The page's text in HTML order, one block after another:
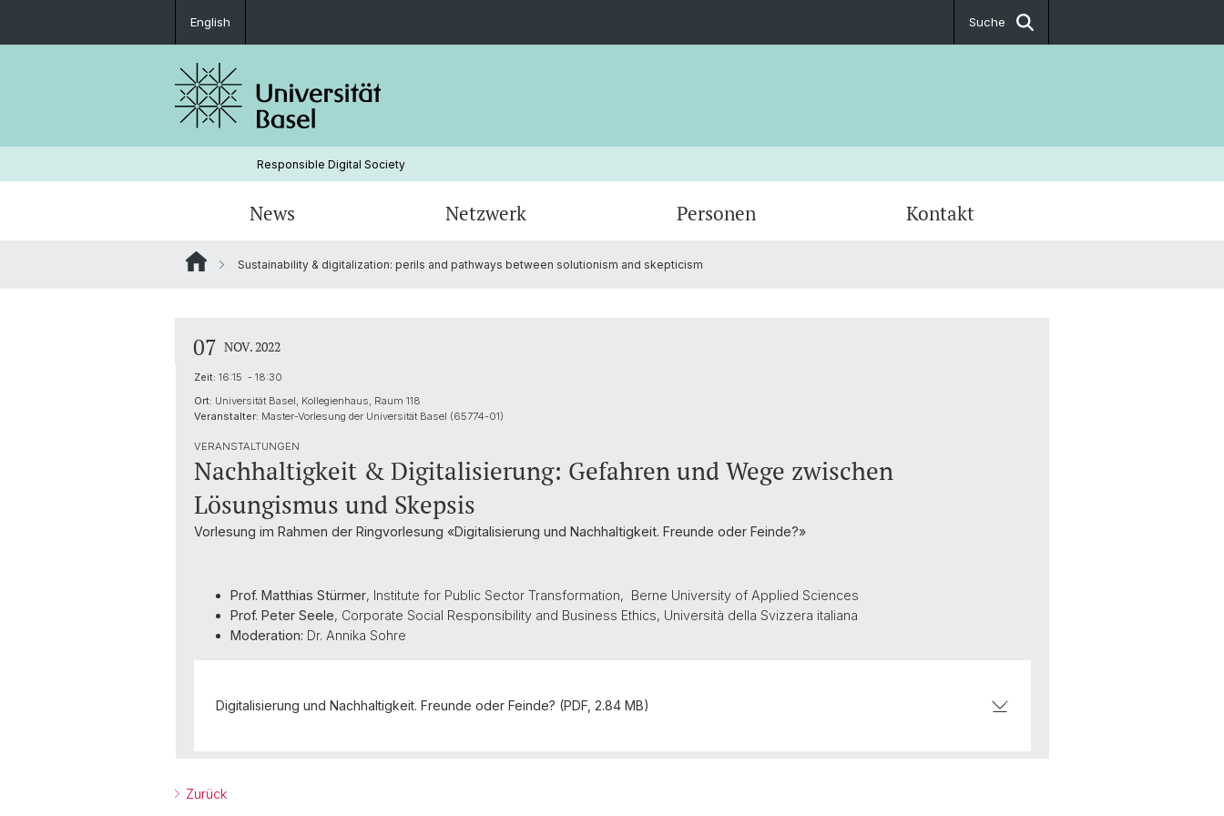
English Suche
Responsible Digital Society
News Netzwerk Personen Kontakt
Sustainability & digitalization: perils and pathways between solutionism and skepticism
07 NOV. 2022
Zeit: 16:15 - 18:30
Ort: Universität Basel, Kollegienhaus, Raum 118
Veranstalter: Master-Vorlesung der Universität Basel (65774-01)
VERANSTALTUNGEN
Nachhaltigkeit & Digitalisierung: Gefahren und Wege zwischen
Lösungismus und Skepsis
Vorlesung im Rahmen der Ringvorlesung «Digitalisierung und Nachhaltigkeit. Freunde oder Feinde?»
Prof. Matthias Stürmer, Institute for Public Sector Transformation, Berne University of Applied Sciences
Prof. Peter Seele, Corporate Social Responsibility and Business Ethics, Università della Svizzera italiana
Moderation: Dr. Annika Sohre
Digitalisierung und Nachhaltigkeit. Freunde oder Feinde? (PDF, 2.84 MB)
Zurück